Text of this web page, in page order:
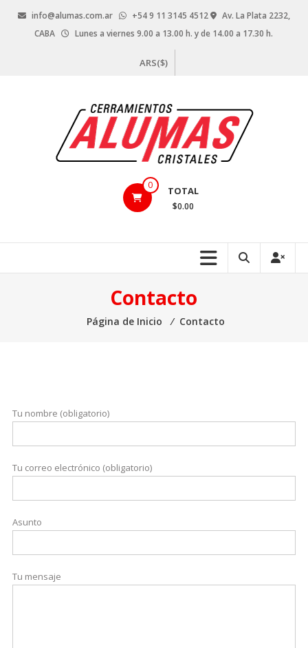
contenido
info@alumas.com.ar +54 9 11 3145 4512
Av. La Plata 2232,
CABA
Lunes a viernes 9.00 a 13.00 h. y de 14.00 a 17.30 h.
ARS($)
Cerramientos
0 TOTAL
$0.00
Contacto
Página de Inicio ⁄ Contacto
Tu nombre (obligatorio)
Tu correo electrónico (obligatorio)
Asunto
Tu mensaje